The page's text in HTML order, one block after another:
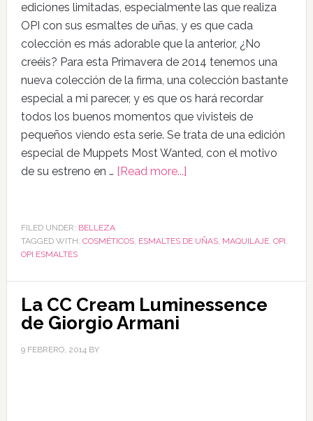
ediciones limitadas, especialmente las que realiza
OPI con sus esmaltes de uñas, y es que cada
colección es más adorable que la anterior, ¿No
creéis? Para esta Primavera de 2014 tenemos una
nueva colección de la firma, una colección bastante
especial a mi parecer, y es que os hará recordar
todos los buenos momentos que vivisteis de
pequeños viendo esta serie. Se trata de una edición
especial de Muppets Most Wanted, con el motivo
de su estreno en … [Read more...]
FILED UNDER: BELLEZA
TAGGED WITH: COSMÉTICOS, ESMALTES DE UÑAS, MAQUILAJE, OPI,
OPI ESMALTES
La CC Cream Luminessence
de Giorgio Armani
9 FEBRERO, 2014BY